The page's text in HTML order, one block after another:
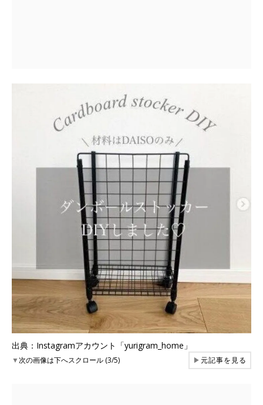
出典：Instagramアカウント「yurigram_home」
▼次の画像は下へスクロール (3/5) ▶元記事を見る